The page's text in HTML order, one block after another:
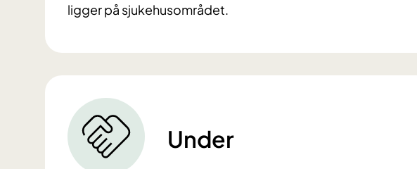
ligger på sjukehusområdet.
Under